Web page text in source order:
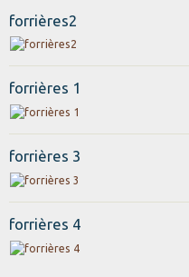
forrières2
forrières 1
forrières 3
forrières 4